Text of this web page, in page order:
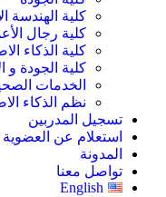
كلية الهندسة
كلية رجال
كلية الذكاء
كلية الجودة و
الخدمات
نظم الذكاء
تسجيل المدربين
استعلام عن العضوية
المدونة
تواصل معنا
English